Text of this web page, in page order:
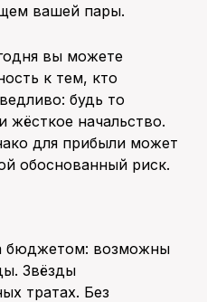
вашей пары.
вы можете
к тем, кто
будь то
жёсткое начальство.
для прибыли может
обоснованный риск.
бюджетом: возможны
Звёзды
тратах. Без